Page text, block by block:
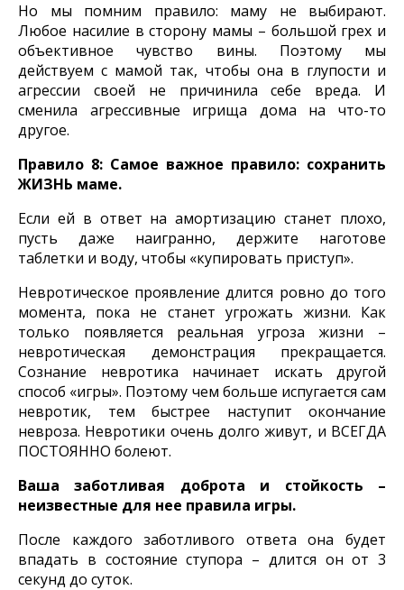
Но мы помним правило: маму не выбирают.
Любое насилие в сторону мамы – большой грех и
объективное чувство вины. Поэтому мы
действуем с мамой так, чтобы она в глупости и
агрессии своей не причинила себе вреда. И
сменила агрессивные игрища дома на что-то
другое.
Правило 8: Самое важное правило: сохранить
ЖИЗНЬ маме.
Если ей в ответ на амортизацию станет плохо,
пусть даже наигранно, держите наготове
таблетки и воду, чтобы «купировать приступ».
Невротическое проявление длится ровно до того
момента, пока не станет угрожать жизни. Как
только появляется реальная угроза жизни –
невротическая демонстрация прекращается.
Сознание невротика начинает искать другой
способ «игры». Поэтому чем больше испугается сам
невротик, тем быстрее наступит окончание
невроза. Невротики очень долго живут, и ВСЕГДА
ПОСТОЯННО болеют.
Ваша заботливая доброта и стойкость –
неизвестные для нее правила игры.
После каждого заботливого ответа она будет
впадать в состояние ступора – длится он от 3
секунд до суток.